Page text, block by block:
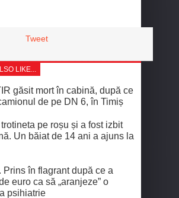
Tweet
LIKE...
găsit mort în cabină, după ce
de pe DN 6, în Timiș
pe roșu și a fost izbit
Un băiat de 14 ani a ajuns la
Prins în flagrant după ce a
euro ca să „aranjeze” o
psihiatrie